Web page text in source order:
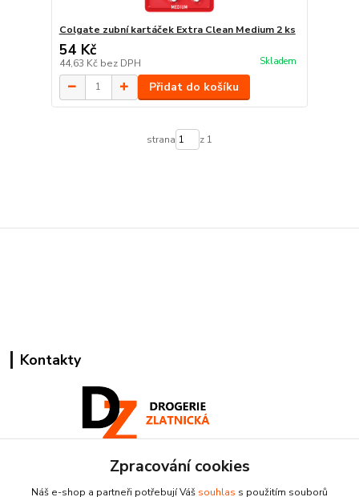
Colgate zubní kartáček Extra Clean Medium 2 ks
54 Kč
44,63 Kč bez DPH Skladem
Přidat do košíku
strana z 1
Kontakty
Pracovní doba:
+420 224 818 812
Zpracování cookies
Náš e-shop a partneři potřebují Váš souhlas s použitím souborů